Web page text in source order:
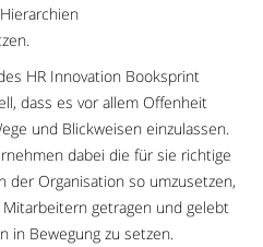
HR Innovation Booksprint
dass es vor allem Offenheit
und Blickweisen einzulassen.
dabei die für sie richtige
der Organisation so umzusetzen,
getragen und gelebt
in Bewegung zu setzen.